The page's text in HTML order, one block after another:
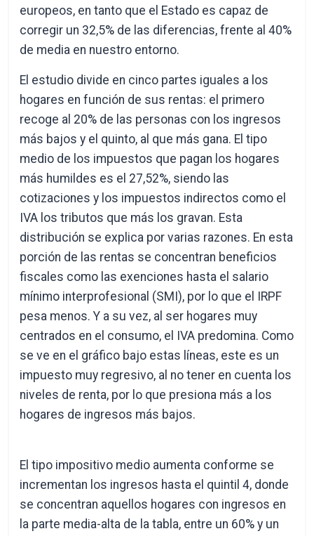
europeos, en tanto que el Estado es capaz de
corregir un 32,5% de las diferencias, frente al 40%
de media en nuestro entorno.
El estudio divide en cinco partes iguales a los
hogares en función de sus rentas: el primero
recoge al 20% de las personas con los ingresos
más bajos y el quinto, al que más gana. El tipo
medio de los impuestos que pagan los hogares
más humildes es el 27,52%, siendo las
cotizaciones y los impuestos indirectos como el
IVA los tributos que más los gravan. Esta
distribución se explica por varias razones. En esta
porción de las rentas se concentran beneficios
fiscales como las exenciones hasta el salario
mínimo interprofesional (SMI), por lo que el IRPF
pesa menos. Y a su vez, al ser hogares muy
centrados en el consumo, el IVA predomina. Como
se ve en el gráfico bajo estas líneas, este es un
impuesto muy regresivo, al no tener en cuenta los
niveles de renta, por lo que presiona más a los
hogares de ingresos más bajos.
El tipo impositivo medio aumenta conforme se
incrementan los ingresos hasta el quintil 4, donde
se concentran aquellos hogares con ingresos en
la parte media-alta de la tabla, entre un 60% y un